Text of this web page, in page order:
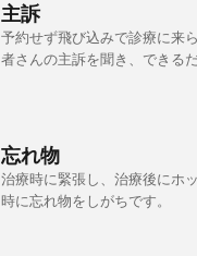
主訴
予約せず飛び込みで診療に来
者さんの主訴を聞き、できる
忘れ物
治療時に緊張し、治療後にホ
時に忘れ物をしがちです。